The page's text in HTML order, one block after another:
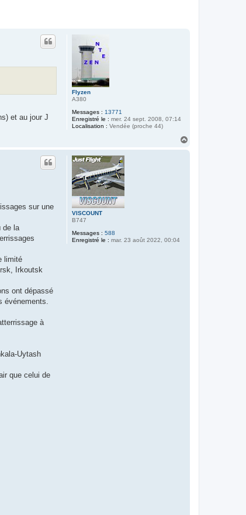
Flyzen
A380
Messages : 13771
Enregistré le : mer. 24 sept. 2008, 07:14
Localisation : Vendée (proche 44)
et au jour J
VISCOUNT
B747
Messages : 588
Enregistré le : mar. 23 août 2022, 00:04
sur une
de la
limité
Irkoutsk
ont dépassé
à
Uytash
que celui de